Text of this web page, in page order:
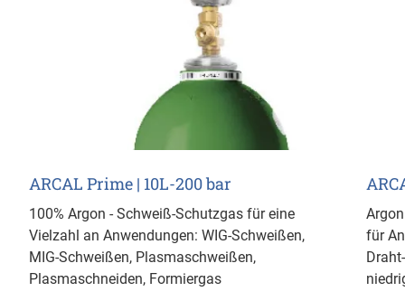
ARCAL Prime | 10L-200 bar
100% Argon - Schweiß-Schutzgas für eine
Vielzahl an Anwendungen: WIG-Schweißen,
MIG-Schweißen, Plasmaschweißen,
Plasmaschneiden, Formiergas
für